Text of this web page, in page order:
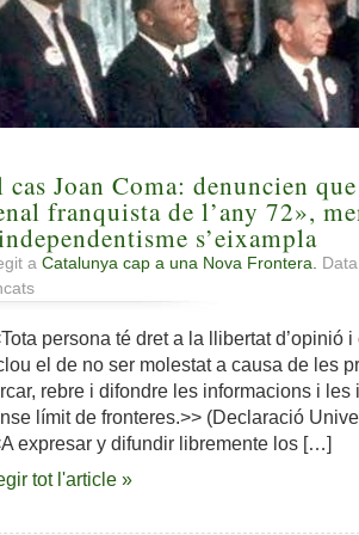
cas Joan Coma: denuncien
franquista de l’any 72»,
s’eixampla
a Catalunya cap a una Nova Frontera.
El
Joan
Coma:
denuncien
que
«s’aplica
el
penal
persona té dret a la llibertat d’opinió
el de no ser molestat a causa de les
rebre i difondre les informacions i
límit de fronteres.>> (Declaració
expresar y difundir libremente los […]
tot l'article »